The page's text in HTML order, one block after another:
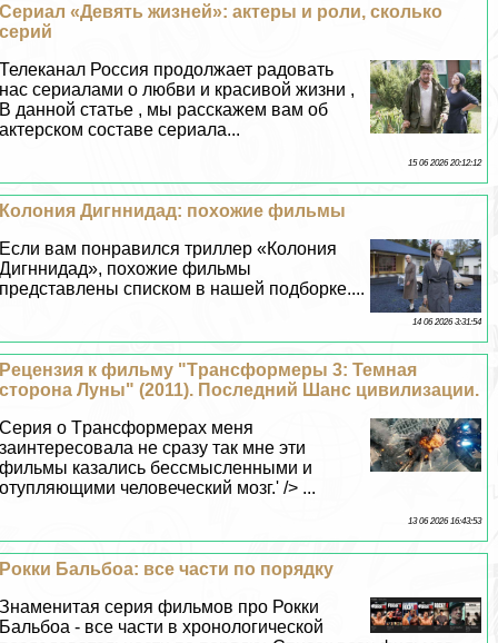
Сериал «Девять жизней»: актеры и роли, сколько
серий
Телеканал Россия продолжает радовать
нас сериалами о любви и красивой жизни ,
В данной статье , мы расскажем вам об
актерском составе сериала...
15 06 2026 20:12:12
Колония Дигннидад: похожие фильмы
Если вам понравился триллер «Колония
Дигннидад», похожие фильмы
представлены списком в нашей подборке....
14 06 2026 3:31:54
Рецензия к фильму "Tрaнcформеры 3: Темная
сторона Луны" (2011). Последний Шанс цивилизации.
Серия о Tрaнcформерах меня
заинтересовала не сразу так мне эти
фильмы казались бессмысленными и
отупляющими человеческий мозг.' /> ...
13 06 2026 16:43:53
Рокки Бальбоа: все части по порядку
Знаменитая серия фильмов про Рокки
Бальбоа - все части в хронологической